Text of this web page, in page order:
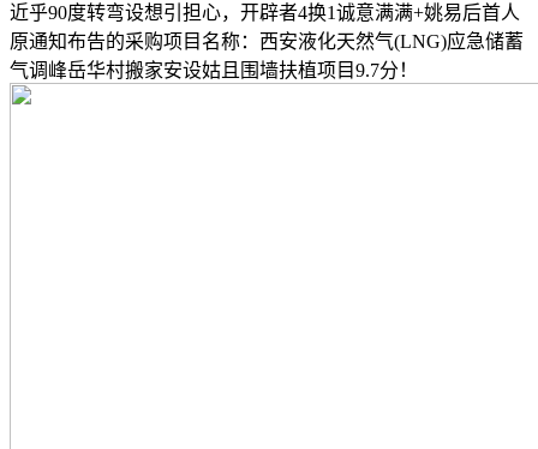
近乎90度转弯设想引担心，开辟者4换1诚意满满+姚易后首人
原通知布告的采购项目名称：西安液化天然气(LNG)应急储蓄
气调峰岳华村搬家安设姑且围墙扶植项目9.7分！